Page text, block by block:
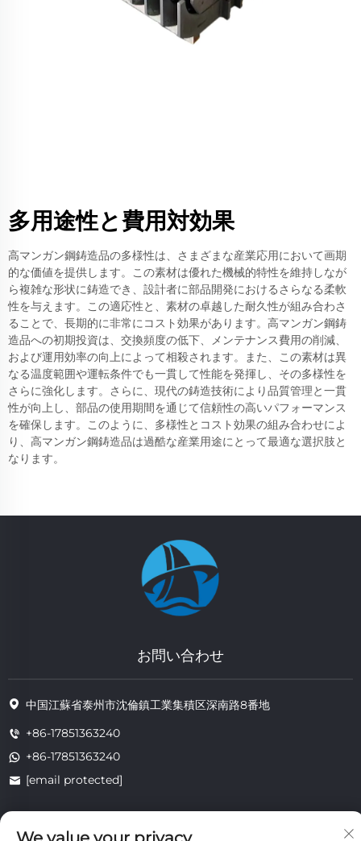
多用途性と費用対効果
高マンガン鋼鋳造品の多様性は、さまざまな産業応用において画期
的な価値を提供します。この素材は優れた機械的特性を維持しなが
ら複雑な形状に鋳造でき、設計者に部品開発におけるさらなる柔軟
性を与えます。この適応性と、素材の卓越した耐久性が組み合わさ
ることで、長期的に非常にコスト効果があります。高マンガン鋼鋳
造品への初期投資は、交換頻度の低下、メンテナンス費用の削減、
および運用効率の向上によって相殺されます。また、この素材は異
なる温度範囲や運転条件でも一貫して性能を発揮し、その多様性を
さらに強化します。さらに、現代の鋳造技術により品質管理と一貫
性が向上し、部品の使用期間を通じて信頼性の高いパフォーマンス
を確保します。このように、多様性とコスト効果の組み合わせによ
り、高マンガン鋼鋳造品は過酷な産業用途にとって最適な選択肢と
なります。
お問い合わせ
中国江蘇省泰州市沈倫鎮工業集積区深南路8番地
+86-17851363240
+86-17851363240
[email protected]